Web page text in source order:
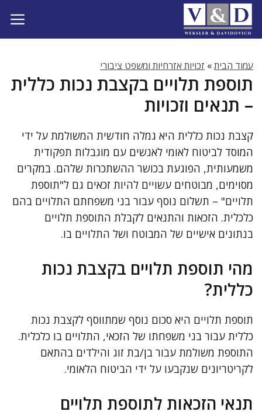
לדלג
לתוכן
עמוד הבית» זכויות אזרחיות ומשפט ציבורי
תוספת תלויים בקצבת נכות כללית
– תנאים וזכויות
קצבת נכות כללית היא גמלה חודשית המשולמת על ידי
המוסד לביטוח לאומי לאנשים עם מוגבלות תפקודית
משמעותית, הפוגעת בכושר ההשתכרות שלהם. במקרים
מסוימים, מבוטחים עשויים להיות זכאים גם ל"תוספת
תלויים" – תשלום נוסף עבור בני משפחתם התלויים בהם
כלכלית. הזכאות והתנאים לקבלת התוספת תלויים
בנתונים אישיים של המבוטח ושל התלויים בו.
מהי תוספת תלויים בקצבת נכות
כללית?
תוספת תלויים היא סכום נוסף שמתווסף לקצבת נכות
כללית עבור בני משפחתו של הזכאי, התלויים בו כלכלית.
התוספת משולמת עבור בן/בת זוג והילדים בהתאם
לקריטריונים שנקבעו על ידי הביטוח הלאומי.
תנאי הזכאות לתוספת תלויים